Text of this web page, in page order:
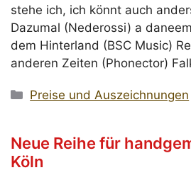
stehe ich, ich könnt auch
Dazumal (Nederossi) a
dem Hinterland (BSC Music)
anderen Zeiten (Phonector)
Kategorien
Preise und Auszeichnungen
Neue Reihe für
Köln